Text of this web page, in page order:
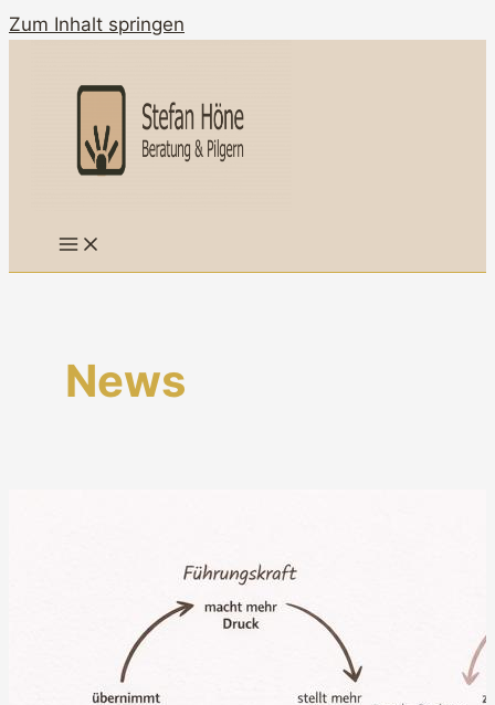
Zum Inhalt springen
News